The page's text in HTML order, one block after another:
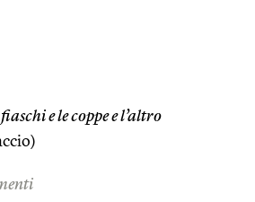
e le coppe e l’altro